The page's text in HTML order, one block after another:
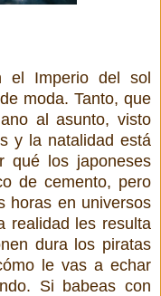
el Imperio del sol
moda. Tanto, que
al asunto, visto
y la natalidad está
qué los japoneses
de cemento, pero
horas en universos
realidad les resulta
dura los piratas
le vas a echar
Si babeas con